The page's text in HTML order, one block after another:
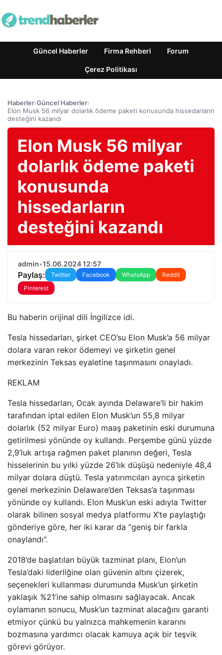
Güncel Haberler Firma Rehberi Forum
Çerez Politikası
Haberler›Güncel Haberler›
Elon Musk 56 milyar dolarlık ödeme paketi konusunda hissedarların
desteğini kazandı
Elon Musk 56 milyar
dolarlık ödeme paketi
konusunda
hissedarların
desteğini kazandı
admin•15.06.2024 12:57
Paylaş: Twitter Facebook WhatsApp
Reddit
Pinterest
Bu haberin orijinal dili İngilizce idi.
Tesla hissedarları, şirket CEO’su Elon Musk’a 56 milyar
dolara varan rekor ödemeyi ve şirketin genel
merkezinin Teksas eyaletine taşınmasını onayladı.
REKLAM
Tesla hissedarları, Ocak ayında Delaware’li bir hakim
tarafından iptal edilen Elon Musk’un 55,8 milyar
dolarlık (52 milyar Euro) maaş paketinin eski durumuna
getirilmesi yönünde oy kullandı. Perşembe günü yüzde
2,9’luk artışa rağmen paket planının değeri, Tesla
hisselerinin bu yılki yüzde 26’lık düşüşü nedeniyle 48,4
milyar dolara düştü. Tesla yatırımcıları ayrıca şirketin
genel merkezinin Delaware’den Teksas’a taşınması
yönünde oy kullandı. Elon Musk’un eski adıyla Twitter
olarak bilinen sosyal medya platformu X’te paylaştığı
gönderiye göre, her iki karar da “geniş bir farkla
onaylandı”.
2018’de başlatılan büyük tazminat planı, Elon’un
Tesla’daki liderliğine olan güvenin altını çizerek,
seçenekleri kullanması durumunda Musk’un şirketin
yaklaşık %21’ine sahip olmasını sağlayacak. Ancak
oylamanın sonucu, Musk’un tazminat alacağını garanti
etmiyor çünkü bu yalnızca mahkemenin kararını
bozmasına yardımcı olacak kamuya açık bir teşvik
görevi görüyor.